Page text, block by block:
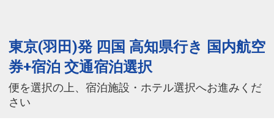
東京(羽田)発 四国 高知県行き 国内航空
券+宿泊 交通宿泊選択
便を選択の上、宿泊施設・ホテル選択へお進みくだ
さい